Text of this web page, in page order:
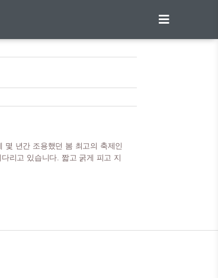
몇 년간 조용했던 봄 최고의 축제인
리고 있습니다. 짧고 굵게 피고 지
꽃은 대략 열흘정도만 피다가 지
유공원 수원 경기도청 청주 무심
해 여좌천 부산 남천동..